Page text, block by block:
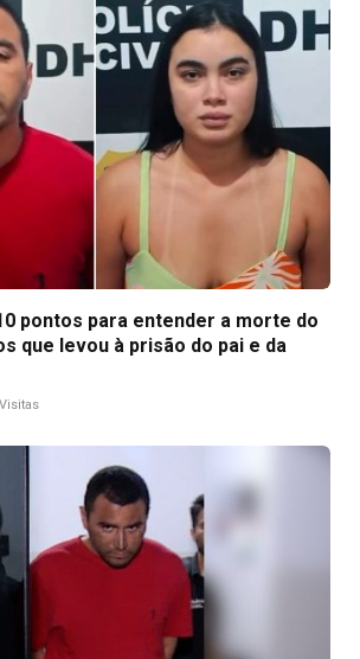
pontos para entender a morte do
que levou à prisão do pai e da
Visitas